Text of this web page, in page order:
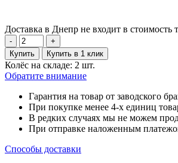
Доставка в Днепр не входит в стоимость
-
+
Купить
Купить в 1 клик
Колёс на складе: 2 шт.
Обратите внимание
Гарантия на товар от заводского
При покупке менее 4-х единиц
В редких случаях мы не можем
При отправке наложенным
Способы доставки